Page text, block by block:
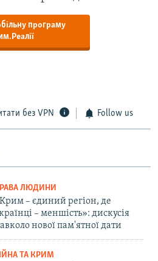
програму
без VPN Follow us
ЛЮДИНИ
– єдиний регіон, де
– меншість»: дискусія
нової пам'ятної дати
ТА КРИМ